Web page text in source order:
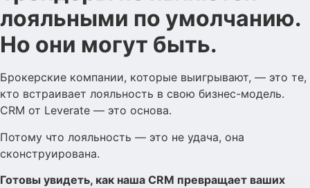
лояльными по умолчанию.
Но они могут быть.
Брокерские компании, которые выигрывают, — это те,
кто встраивает лояльность в свою бизнес-модель.
CRM от Leverate — это основа.
Потому что лояльность — это не удача, она
сконструирована.
Готовы увидеть, как наша CRM превращает ваших